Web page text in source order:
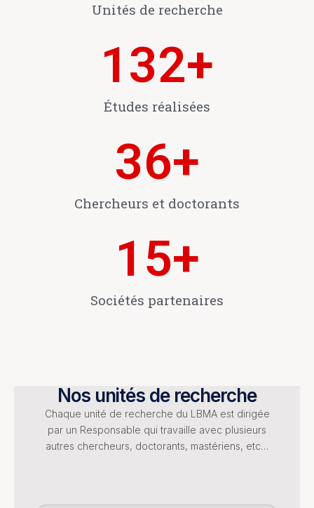
Unités de recherche
132+
Études réalisées
36+
Chercheurs et doctorants
15+
Sociétés partenaires
Nos unités de recherche
Chaque unité de recherche du LBMA est dirigée
par un Responsable qui travaille avec plusieurs
autres chercheurs, doctorants, mastériens, etc…